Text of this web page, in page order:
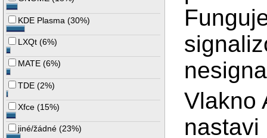
KDE Plasma (30%)
LXQt (6%)
MATE (6%)
TDE (2%)
Xfce (15%)
jiné/žádné (23%)
Vlakno
nastavi